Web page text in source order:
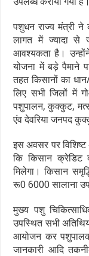
पशुधन राज्य मंत्री ने
लागत में ज्यादा से
आवश्यकता है।
योजना में बड़े पैमाने
तहत किसानों का
लिए सभी जिलों में
पशुपालन, कुक्कुट,
एंव देवरिया जनपद
इस अवसर पर विशिष्ट
कि किसान क्रेडिट
मिलेगा। किसान
रू0 6000 सालाना
मुख्य पशु
उपस्थित सभी
आयोजन कर
जानकारी आदि